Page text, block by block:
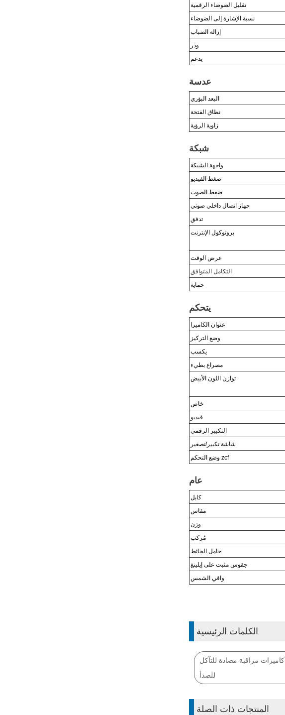
تقليل الضوضاء الرقمية
نسبة الإشارة إلى الضوضاء
إزالة الضباب
ودر
يدعم
عدسة
البعد البؤري
نطاق الفتحة
زاوية الرؤية
شبكة
واجهة الشبكة
ضغط الفيديو
ضغط الصوت
جهاز اتصال داخلي صوتي
تدفق
بروتوكول الإنترنت
عرض الوقت
التكامل المتوافق
حماية
يتحكم
عنوان الكاميرا
وضع التركيز
يكسب
مصراع بطيء
توازن اللون الأبيض
خاص
فيديو
التكبير الرقمي
شاشة تكبير/تصغير
وضع التحكم zcf
عام
كابل
مقاس
وزن
مُركب
حامل الحائط
جقوس مثبت على إيلينغ
واقي الشمس
الكلمات الرئيسية
كاميرات مراقبة مضادة للتآكل@!-,html4366،-!@،@!-،html4367,-!@كاميرا بحرية@!-,html4368،-!@،@!-،html4369,-!@كاميرا من الفولاذ المقاوم
للصدأ
المنتجات ذات الصلة